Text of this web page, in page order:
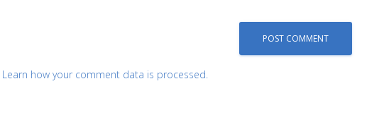
Learn how your comment data is processed.